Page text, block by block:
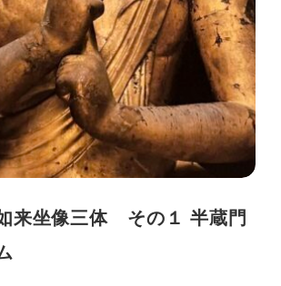
来坐像三体 その１ 半蔵門